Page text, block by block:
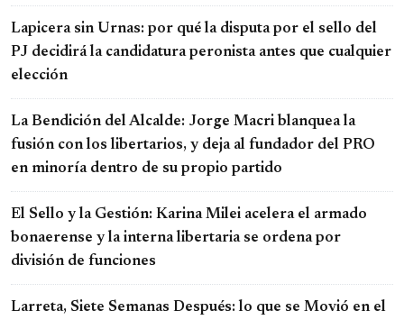
Lapicera sin Urnas: por qué la disputa por el sello del
PJ decidirá la candidatura peronista antes que cualquier
elección
La Bendición del Alcalde: Jorge Macri blanquea la
fusión con los libertarios, y deja al fundador del PRO
en minoría dentro de su propio partido
El Sello y la Gestión: Karina Milei acelera el armado
bonaerense y la interna libertaria se ordena por
división de funciones
Larreta, Siete Semanas Después: lo que se Movió en el